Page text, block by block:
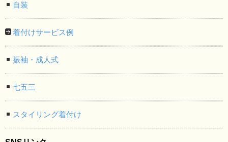
自装
着付けサービス例
振袖・成人式
七五三
スタイリング着付け